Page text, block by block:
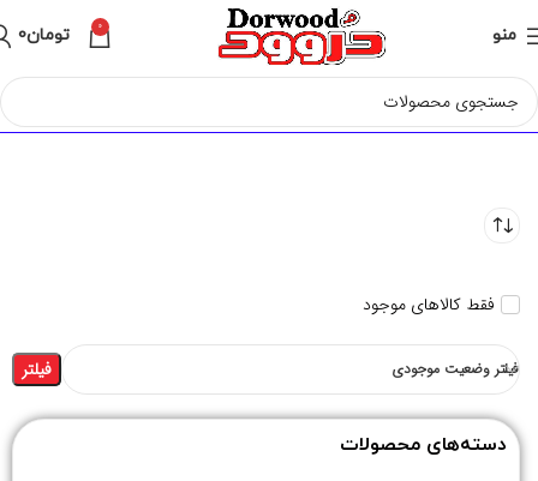
منو 0 تومان0
فقط کالاهای موجود
فیلتر وضعیت موجودی فیلتر
دسته‌های محصولات